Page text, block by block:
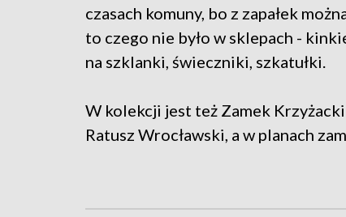
czasach komuny, bo z zapałek
to czego nie było w sklepach -
na szklanki, świeczniki, szkatułki.
W kolekcji jest też Zamek
Ratusz Wrocławski, a w planach